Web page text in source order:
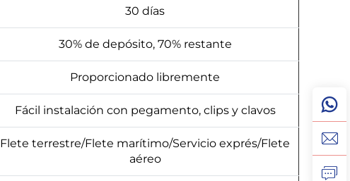
30 días
30% de depósito, 70% restante
Proporcionado libremente
Fácil instalación con pegamento, clips y clavos
Flete terrestre/Flete marítimo/Servicio exprés/Flete
aéreo